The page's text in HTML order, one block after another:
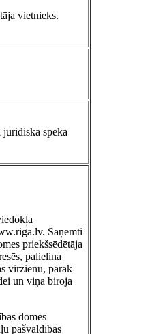
vietnieks.
spēka
Saņemti
priekšsēdētāja
palielina
virzienu, pārāk
un viņa biroja
domes
pašvaldības